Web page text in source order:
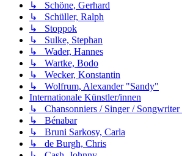
↳ Schöne, Gerhard
↳ Schüller, Ralph
↳ Stoppok
↳ Sulke, Stephan
↳ Wader, Hannes
↳ Wartke, Bodo
↳ Wecker, Konstantin
↳ Wolfrum, Alexander "Sandy"
Internationale Künstler/innen
↳ Chansonniers / Singer / Songwriter
↳ Bénabar
↳ Bruni Sarkosy, Carla
↳ de Burgh, Chris